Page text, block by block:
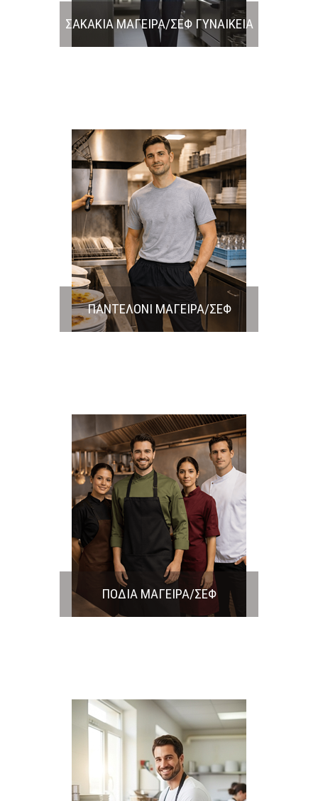
ΣΑΚΑΚΙΑ ΜΑΓΕΙΡΑ/ΣΕΦ ΓΥΝΑΙΚΕΙΑ
ΠΑΝΤΕΛΟΝΙ ΜΑΓΕΙΡΑ/ΣΕΦ
ΠΟΔΙΑ ΜΑΓΕΙΡΑ/ΣΕΦ